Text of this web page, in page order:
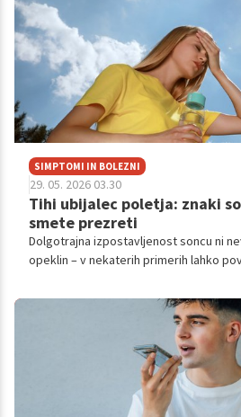
SIMPTOMI IN BOLEZNI
29. 05. 2026 03.30
Tihi ubijalec poletja: znaki
smete prezreti
Dolgotrajna izpostavljenost soncu ni
opeklin – v nekaterih primerih lahko
hitro pa se lahko razvije v resno